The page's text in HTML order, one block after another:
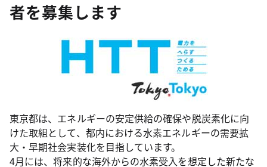
者を募集します
東京都は、エネルギーの安定供給の確保や脱炭素化に向
けた取組として、都内における水素エネルギーの需要拡
大・早期社会実装化を目指しています。
4月には、将来的な海外からの水素受入を想定した新たな